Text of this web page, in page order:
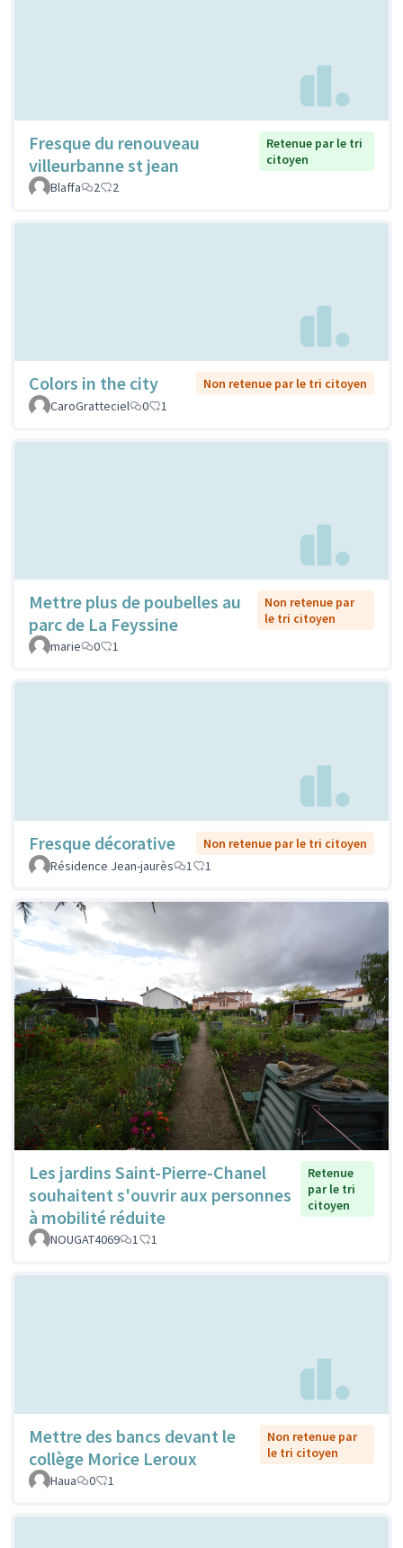
Fresque du renouveau
villeurbanne st jean
Retenue par le tri
citoyen
Blaffa
2 2
Colors in the city
Non retenue par le tri citoyen
CaroGratteciel
0 1
Mettre plus de poubelles au
parc de La Feyssine
Non retenue par
le tri citoyen
marie
0 1
Fresque décorative
Non retenue par le tri citoyen
Résidence Jean-jaurès
1 1
Les jardins Saint-Pierre-Chanel
souhaitent s'ouvrir aux personnes
à mobilité réduite
Retenue
par le tri
citoyen
NOUGAT4069 1 1
Mettre des bancs devant le
collège Morice Leroux
Non retenue par
le tri citoyen
Haua
0 1